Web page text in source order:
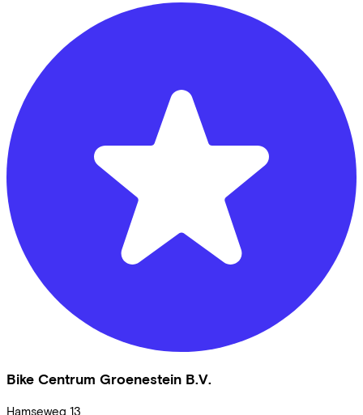
Bike Centrum Groenestein B.V.
Hamseweg 13